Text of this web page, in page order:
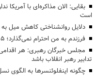
بقایی: الان مذاکره‌ای با آمریکا
است
دلایل روانشناختی کاهش میل
فرزندم به من احترام نمی‌گذارد؛ ۵ راهکار عملی برای معکوس کردن این رفتار
مجلس خبرگان رهبری: هر
تدابیر رهبر انقلاب باشد
چگونه اینفلوئنسرها به الگوی